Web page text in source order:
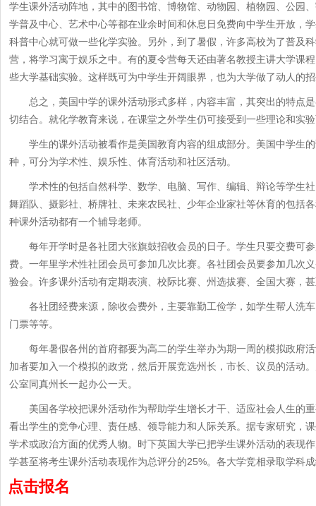
学生课外活动阵地，其中的图书馆、博物馆、动物园、植物园、公园
学普及中心、艺术中心等都在业余时间和休息日免费向中学生开放，
科普中心就可做一些化学实验。另外，到了暑假，许多高校为了普及
营，将学习寓于娱乐之中。有的夏令营每天还由著名教授主讲大学课
些大学基础实验。这样既可为中学生开阔眼界，也为大学做了动人的
总之，美国中学的课外活动形式多样，内容丰富，其突出的特点是
切结合。就化学教育来说，在课堂之外学生仍可接受到一些理论和实
学生的课外活动被看作是美国教育内容的组成部分。美国中学生的
种，可分为学术性、娱乐性、体育活动和社区活动。
学术性的包括自然科学、数学、电脑、写作、编辑、辩论等学生社
舞蹈队、摄影社、桥牌社、未来农民社、少年企业家社等休育的包括
种课外活动都有一个辅导老师。
每年开学时是各社团大张旗鼓招收会员的日子。学生只要交费可
费。一年里学术性社团会员可参加几次比赛。各社团会员要参加几次
验会。许多课外活动有定期表演、校际比赛、州选拔赛、全国大赛，
各社团经费来源，除收会费外，主要靠勤工俭学，如学生帮人洗车
门票等等。
每年暑假各州的首府都要为高二的学生举办为期一周的模拟政府活
加者要加入一个模拟的政党，然后开展竞选州长，市长、议员的活动
公室同真州长一起办公一天。
美国各学校把课外活动作为帮助学生增长才干、适应社会人生的重
看出学生的竞争心理、责任感、领导能力和人际关系。据专家研究，
学术或政治方面的优秀人物。时下英国大学已把学生课外活动的表现
学甚至将考生课外活动表现作为总评分的25%。各大学竞相录取学科
点击报名